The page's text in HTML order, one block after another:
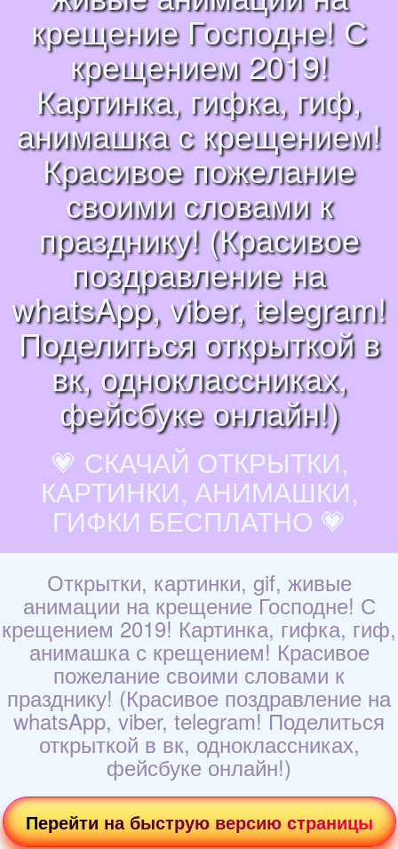
крещение Господне! С
крещением 2019!
Картинка, гифка, гиф,
анимашка с крещением!
Красивое пожелание
своими словами к
празднику! (Красивое
поздравление на
whatsApp, viber, telegram!
Поделиться открыткой в
вк, одноклассниках,
фейсбуке онлайн!)
💗 СКАЧАЙ ОТКРЫТКИ,
КАРТИНКИ, АНИМАШКИ,
ГИФКИ БЕСПЛАТНО 💗
Открытки, картинки, gif, живые
анимации на крещение Господне! С
крещением 2019! Картинка, гифка, гиф,
анимашка с крещением! Красивое
пожелание своими словами к
празднику! (Красивое поздравление на
whatsApp, viber, telegram! Поделиться
открыткой в вк, одноклассниках,
фейсбуке онлайн!)
Перейти на быструю версию страницы